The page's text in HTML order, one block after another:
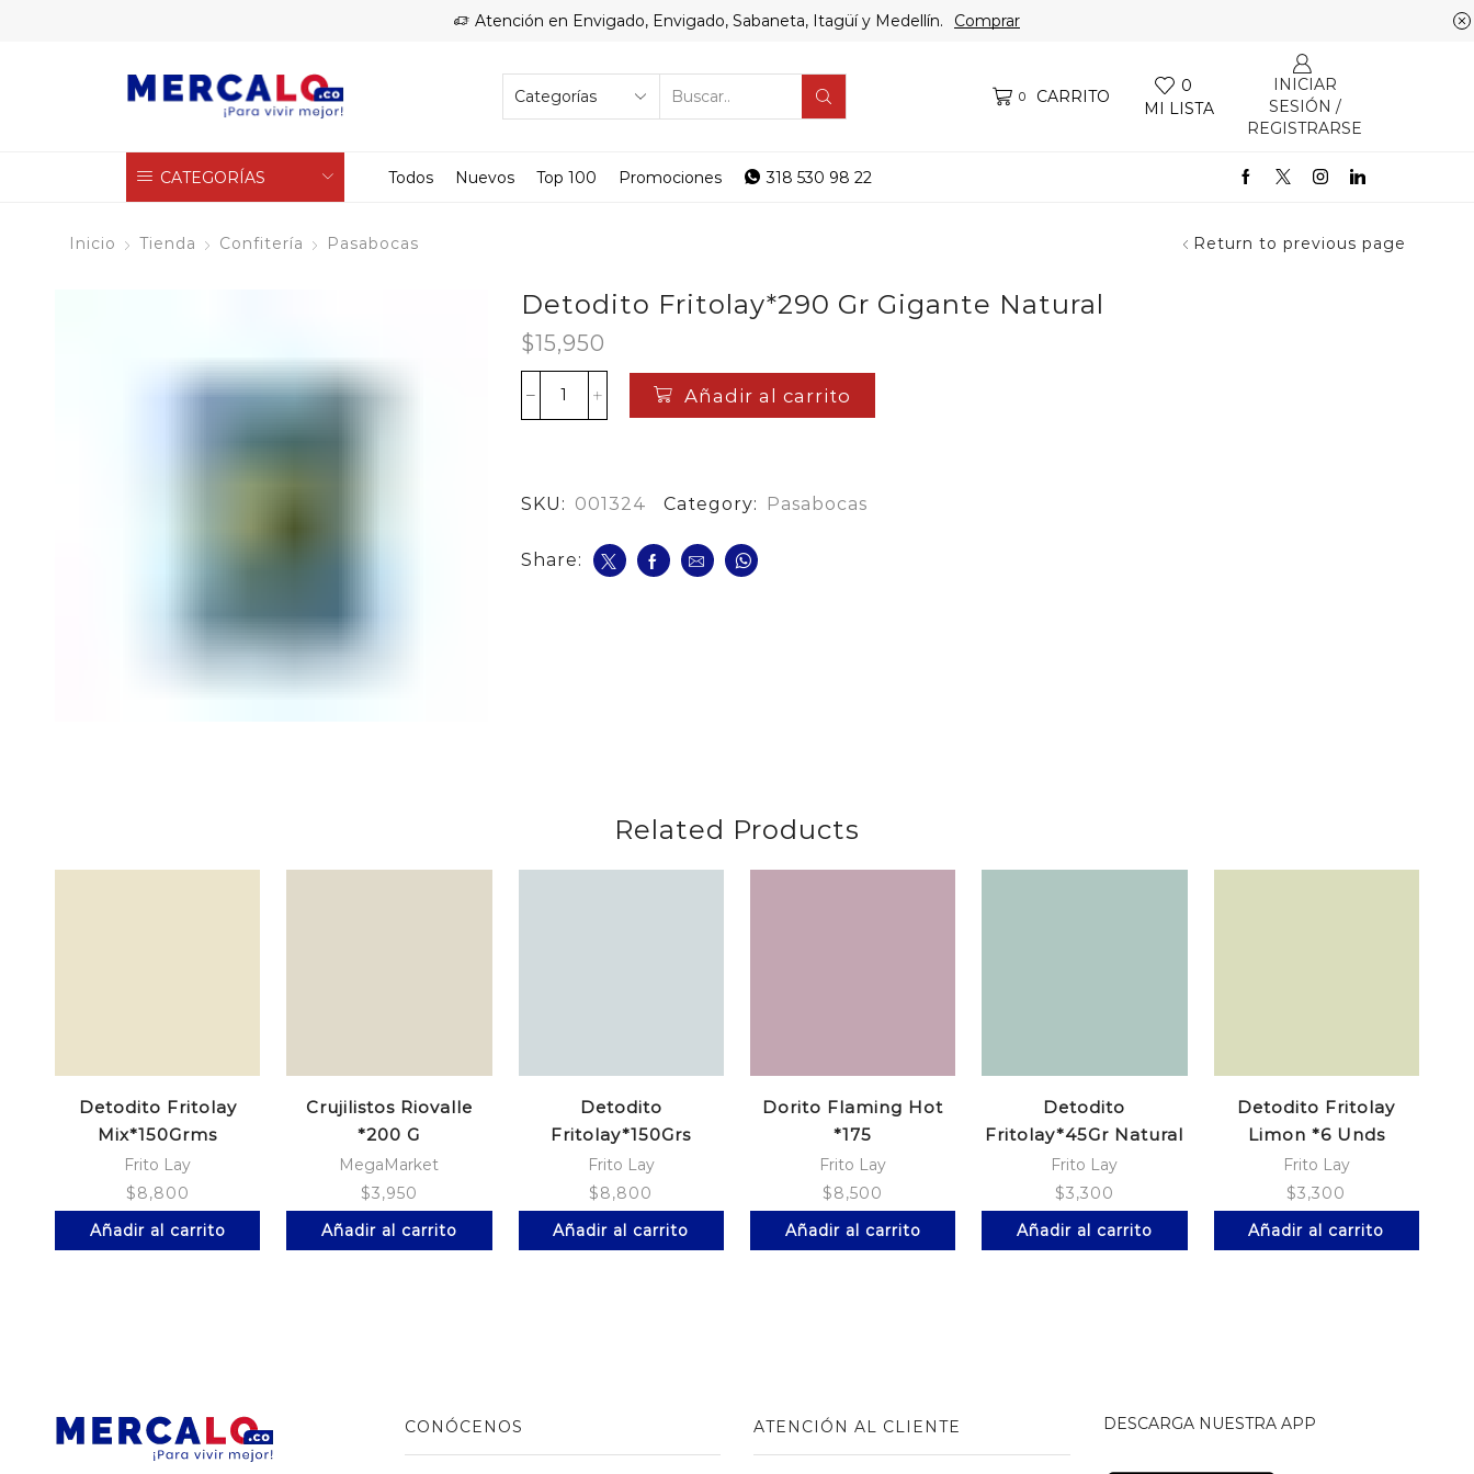
Atención en Envigado, Envigado, Sabaneta, Itagüí y Medellín. Comprar
SEARCH
0 CARRITO
0
MI LISTA
INICIAR
SESIÓN /
REGISTRARSE
CATEGORÍAS Todos Nuevos Top 100 Promociones 318 530 98 22
Inicio Tienda Confitería Pasabocas Return to previous page
Detodito Fritolay*290 Gr Gigante Natural
$15,950
Detodito
Fritolay*290
Natural
cantidad
Añadir al carrito
SKU: 001324 Category: Pasabocas
Share:
Related Products
Detodito Fritolay
Mix*150Grms
Frito Lay
$8,800
Añadir al carrito
Crujilistos Riovalle
*200 G
MegaMarket
$3,950
Añadir al carrito
Detodito
Fritolay*150Grs
Natural
Frito Lay
$8,800
Añadir al carrito
Dorito Flaming Hot
*175
Frito Lay
$8,500
Añadir al carrito
Detodito
Fritolay*45Gr Natural
Frito Lay
$3,300
Añadir al carrito
Detodito Fritolay
Limon *6 Unds
Frito Lay
$3,300
Añadir al carrito
CONÓCENOS ATENCIÓN AL CLIENTE DESCARGA NUESTRA APP